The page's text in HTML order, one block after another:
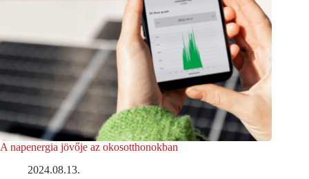
A napenergia jövője az okosotthonokban
2024.08.13.